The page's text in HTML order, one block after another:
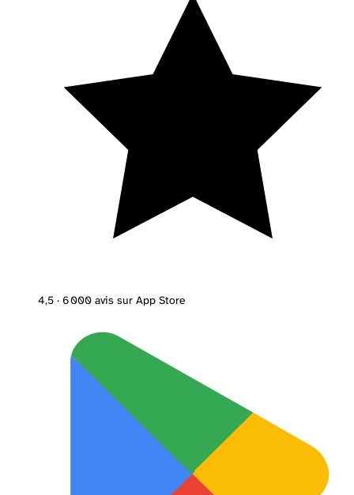
4,5 · 6 000 avis sur App Store